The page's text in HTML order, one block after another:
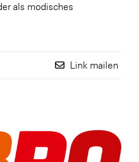
als modisches
Link mailen